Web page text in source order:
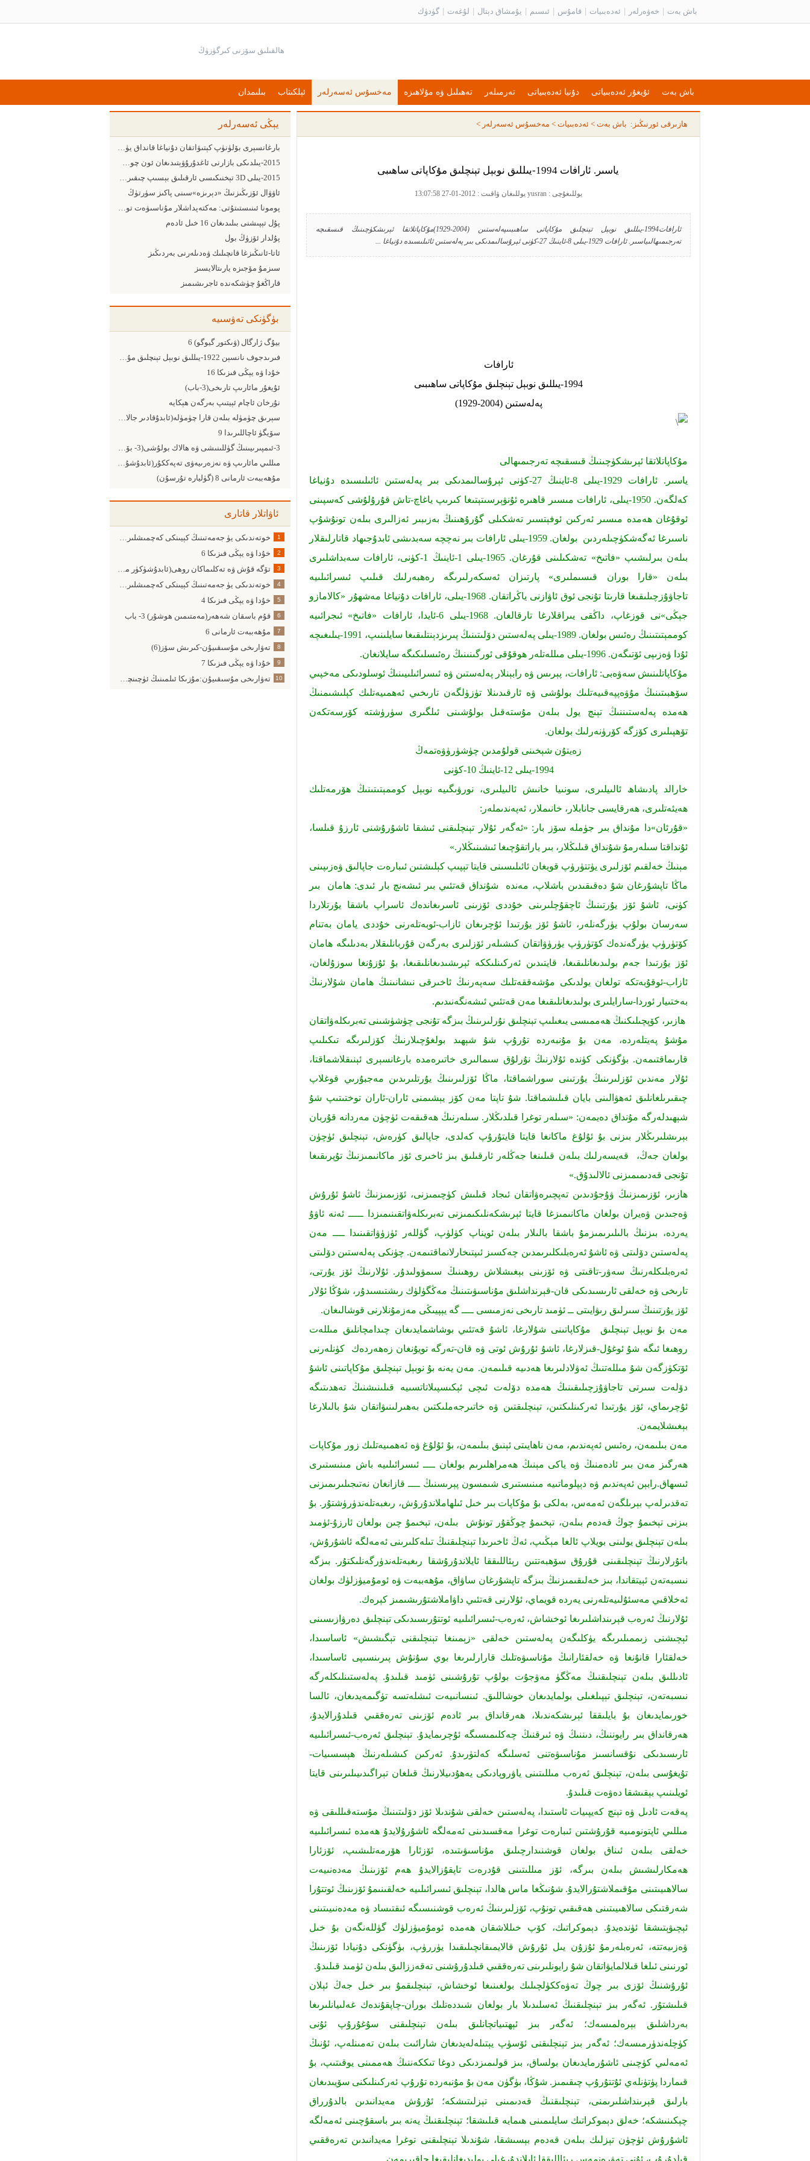
باش بەت خەۋەرلەر ئەدەبىيات قامۇس ئىسىم يۇمشاق دېتال لۇغەت گۈدۈك
باش بەت ئۇيغۇر ئەدەبىياتى دۇنيا ئەدەبىياتى تەرمىلەر تەھىلىل ۋە مۇلاھىزە مەخسۇس ئەسەرلەر ئېلكىتاب بىلىمدان
يېڭى ئەسەرلەر
بارغانسېرى بۆلۈنۈپ كېتىۋاتقان دۇنياغا قانداق يۈزلىنىش كېرەك
2015-يىلدىكى بازارنى ئاغدۇرۇۋېتىدىغان ئون چوڭ ئامىل
2015-يىلى 3D تېخنىكىسى ئارقىلىق بېسىپ چىقىرىش ساھەسىدىكى 5 چوڭ يۈزلىنىش
ئاۋۋال ئۆزىڭىزنىڭ «دېرىزە»سىنى پاكىز سۈرتۈڭ
پومونا ئىنىستىتۇتى: مەكتەپداشلار مۇناسىۋەت تورىدىن پايدىلىنىشقا ئەڭ ماھىر ئىنىست
پۇل تېپىشنى بىلىدىغان 16 خىل ئادەم
پۇلدار ئۆزۈڭ بول
ئاتا-ئانىڭىزغا قانچىلىك ۋەدىلەرنى بەردىڭىز
سىزمۇ مۆجىزە يارىتالايسىز
قاراڭغۇ چۈشكەندە ئاجرىشىمىز
بۈگۈنكى تەۋسىيە
بيۇگ ژارگال (ۋىكتور گيوگو) 6
فىرىدجوف نانسېن 1922-يىللىق نوبېل تېنچلىق مۇكاپاتى ساھىبى
خۇدا ۋە يېڭى فىزىكا 16
ئۇيغۇر مائارىپ تارىخى(3-ﺑﺎﺏ)
نۇرخان ئاچام ئېيتىپ بەرگەن ھېكايە
سېرىق چۈمۈلە بىلەن قارا چۈمۈلە(ئابدۇقادىر جالالىدىن)
سۆيگۈ ئاچاللىرىدا 9
3-ئىمپىرىيىنىڭ گۈللىنىشى ۋە ھالاك بولۇشى(3- بۆلۈم ئۇرۇش يولىغا مېڭىش)
مىللىي مائارىپ ۋە نەزەرىيەۋى تەپەككۇر(ئابدۇشۇكۈر مۇھەممەتئىمىن)
مۇھەببەت ئارمانى 8 (گۈليارە تۇرسۇن)
ئاۋاتلار قاتارى
1 خوتەندىكى يۈ جەمەتىنىڭ كېيىنكى كەچمىشلىرى (11- مۇھەممەت يۈ شۇنچىڭ كېرى
2 خۇدا ۋە يېڭى فىزىكا 6
3 تۆگە قۇش ۋە تەكلىماكان روھى(ئابدۇشۈكۈر مۇھەممەتئىمىن)
4 خوتەندىكى يۈ جەمەتىنىڭ كېيىنكى كەچمىشلىرى (14- يېڭى ھۆكۈمەت)
5 خۇدا ۋە يېڭى فىزىكا 4
6 قۇم باسقان شەھەر(مەمتىمىن ھوشۇر) 3- باب
7 مۇھەببەت ئارمانى 6
8 تەۋارىخى مۇسىقىيۇن-كىرىش سۆز(6)
9 خۇدا ۋە يېڭى فىزىكا 7
10 تەۋارىخى مۇسىقىيۇن:مۇزىكا ئىلمىنىڭ ئۈچىنچى پىرى مەۋلانە شەيخ ئەبۇ نەس
ھازىرقى ئورنىڭىز: باش بەت > ئەدەبىيات > مەخسۇس ئەسەرلەر >
ياسىر. ئارافات 1994-يىللىق نوبېل تېنچلىق مۇكاپاتى ساھىبى
يوللىغۇچى : yusran يوللىغان ۋاقىت : 2012-01-27 13:07:58
ئارافات1994-يىللىق نوبېل تېنچلىق مۇكاپاتى ساھىبىىپەلەستىن (2004-1929)مۇكاپاتلاتقا ئېرىشكۈچىنىڭ قىسقىچە
تەرجىمىھالىياسىر. ئارافات 1929-يىلى 8-ئاينىڭ 27-كۈنى ئېرۇسالىمدىكى بىر پەلەستىن ئائىلىسىدە دۇنياغا ...
ئارافات
1994-يىللىق نوبېل تېنچلىق مۇكاپاتى ساھىبىى
پەلەستىن (2004-1929)
مۇكاپاتلاتقا ئېرىشكۈچىنىڭ قىسقىچە تەرجىمىھالى
ياسىر. ئارافات 1929-يىلى 8-ئاينىڭ 27-كۈنى ئېرۇسالىمدىكى بىر پەلەستىن ئائىلىسىدە دۇنياغا
كەلگەن. 1950-يىلى، ئارافات مىسىر قاھىرە ئۇنۋېرسىتېتىغا كىرىپ ياغاچ-تاش قۇرۇلۇشى كەسپىنى
ئوقۇغان ھەمدە مىسىر ئەركىن ئوفېتسىر تەشكىلى گۇرۇھىنىڭ بەزىبىر ئەزالىرى بىلەن تونۇشۇپ
ناسىرغا ئەگەشكۈچىلەردىن بولغان. 1959-يىلى ئارافات بىر نەچچە سەبدىشى ئابدۇجىھاد قاتارلىقلار
بىلەن بىرلىشىپ «فاتىخ» تەشكىلىنى قۇرغان. 1965-يىلى 1-ئاينىڭ 1-كۈنى، ئارافات سەبداشلىرى
بىلەن «قارا بوران قىسىملىرى» پارتىزان ئەسكەرلىرىگە رەھبەرلىك قىلىپ ئىسرائىلىيە
تاجاۋۇزچىلىقىغا قارىتا تۇنجى ئوق ئاۋازنى ياڭراتقان. 1968-يىلى، ئارافات دۇنياغا مەشھۇر «كالامازو
جېڭى»نى قوزغاپ، داڭقى يىراقلارغا تارقالغان. 1968-يىلى 6-ئايدا، ئارافات «فاتىخ» ئىجرائىيە
كوممېتىتىنىڭ رەئىس بولغان. 1989-يىلى پەلەستىن دۆلىتىنىڭ پىرىزدېنتلىقىغا سايلىنىپ، 1991-يىلىغىچە
ئۇدا ۋەزىپى ئۆتىگەن. 1996-يىلى مىللەتلەر ھوقۇقى ئورگىنىنىڭ رەئىسلىكىگە سايلانغان.
مۇكاپاتلىنىش سەۋەبى: ئارافات، پېرىس ۋە رابېنلار پەلەستىن ۋە ئىسرائىلىيىنىڭ ئوسلودىكى مەخپىي
سۆھبىتىنىڭ مۇۋەپپەقىيەتلىك بولۇشى ۋە ئارقىدىنلا تۈزۈلگەن تارىخىي ئەھمىيەتلىك كېلىشىمنىڭ
ھەمدە پەلەستىننىڭ تېنچ يول بىلەن مۇستەقىل بولۇشىنى ئىلگىرى سۈرۈشتە كۆرسەتكەن
تۆھپىلىرى كۆزگە كۆرۈنەرلىك بولغان.
زەيتۇن شېخىنى قولۇمدىن چۈشۈرۈۋەتمەڭ
1994-يىلى 12-ئاينىڭ 10-كۈنى
خارالد پادىشاھ ئالىيلىرى، سونىيا خانىش ئالىيلىرى، نورۋىگىيە نوبېل كوممېتىتىنىڭ ھۆرمەتلىك
ھەيئەتلىرى، ھەرقايسى جانابلار، خانىملار، ئەپەندىملەر:
«قۇرئان»دا مۇنداق بىر جۈملە سۆز بار: «ئەگەر ئۇلار تېنچلىقنى ئىشقا ئاشۇرۇشنى ئارزۇ قىلسا،
ئۇنداقتا سىلەرمۇ شۇنداق قىلىڭلار، بىر ياراتقۇچىغا ئىشىنىڭلار.»
مېنىڭ خەلقىم ئۆزلىرى يۈتتۈرۈپ قويغان ئائىلىسىنى قايتا تېپىپ كېلىشتىن ئىبارەت جاپالىق ۋەزىپىنى
ماڭا تاپشۇرغان شۇ دەقىقىدىن باشلاپ، مەندە شۇنداق قەتئىي بىر ئىشەنچ بار ئىدى: ھامان بىر
كۈنى، ئاشۇ ئۆز يۇرتىنىڭ ئاچقۇچلىرىنى خۇددى ئۆزىنى ئاسرىغاندەك ئاسراپ باشقا يۇرتلاردا
سەرسان بولۇپ يۈرگەنلەر، ئاشۇ ئۆز يۇرتىدا ئۇچرىغان ئازاب-ئوبەتلەرنى خۇددى يامان بەتنام
كۆتۈرۈپ يۈرگەندەك كۆتۈرۈپ يۈرۈۋاتقان كىشىلەر ئۆزلىرى بەرگەن قۇربانلىقلار بەدىلىگە ھامان
ئۆز يۇرتىدا جەم بولىدىغانلىقىغا، قايتىدىن ئەركىنلىككە ئېرىشىدىغانلىقىغا، بۇ ئۇزۇنغا سوزۇلغان،
ئازاب-ئوقۇبەتكە تولغان يولدىكى مۇشەققەتلىك سەپەرنىڭ ئاخىرقى نىشانىنىڭ ھامان شۇلارنىڭ
بەختىيار ئوردا-سارايلىرى بولىدىغانلىقىغا مەن قەتئىي ئىشەنگەنىدىم.
ھازىر، كۆپچىلىكنىڭ ھەممىسى يىغىلىپ تېنچلىق نۇرلىرىنىڭ بىزگە تۇنجى چۈشۈشىنى تەبرىكلەۋاتقان
مۇشۇ پەيتلەردە، مەن بۇ مۇنبەردە تۇرۇپ شۇ شېھىد بولغۇچىلارنىڭ كۆزلىرىگە تىكىلىپ
قارىماقتىمەن. بۈگۈنكى كۈندە ئۇلارنىڭ نۇرلۇق سىمالىرى خاتىرەمدە بارغانسېرى ئېنىقلاشماقتا،
ئۇلار مەندىن ئۆزلىرىنىڭ يۇرتىنى سوراشماقتا، ماڭا ئۆزلىرىنىڭ يۇرتلىرىدىن مەجبۇرىي قوغلاپ
چىقىرىلغانلىق ئەھۋالىنى بايان قىلىشماقتا. شۇ تاپتا مەن كۆز يېشىمنى ئاران-ئاران توختىتىپ شۇ
شېھىدلەرگە مۇنداق دەيمەن: «سىلەر توغرا قىلدىڭلار. سىلەرنىڭ ھەقىقەت ئۈچۈن مەردانە قۇربان
بېرىشلىرىڭلار بىزنى بۇ ئۇلۇغ ماكانغا قايتا قايتۇرۇپ كەلدى، جاپالىق كۈرەش، تېنچلىق ئۈچۈن
بولغان جەڭ، قەيسەرلىك بىلەن قىلىنغا جەڭلەر ئارقىلىق بىز ئاخىرى ئۆز ماكانىمىزنىڭ تۇپرىقىغا
تۇنجى قەدىمىمىزنى ئالالىدۇق.»
ھازىر، ئۆزىمىزنىڭ ۋۇجۇدىدىن تەپچىرەۋاتقان ئىجاد قىلىش كۈچىمىزنى، ئۆزىمىزنىڭ ئاشۇ ئۇرۇش
ۋەجىدىن ۋەيران بولغان ماكانىمىزغا قايتا ئېرىشكەنلىكىمىزنى تەبرىكلەۋاتقىنىمىزدا ـــــ ئەنە ئاۋۇ
يەردە، بىزنىڭ بالىلىرىمىزمۇ باشقا بالىلار بىلەن ئويناپ كۈلۈپ، گۈللەر ئۈزۈۋاتقىنىدا ــــ مەن
پەلەستىن دۆلىتى ۋە ئاشۇ ئەرەبلىكلىرىمدىن چەكسىز ئىپتىخارلانماقتىمەن. چۈنكى پەلەستىن دۆلىتى
ئەرەبلىكلەرنىڭ سەۋر-تاقىتى ۋە ئۆزىنى بېغىشلاش روھىنىڭ سىمۋولىدۇر. ئۇلارنىڭ ئۆز يۇرتى،
تارىخى ۋە خەلقى ئارىسىدىكى قان-قېرنداشلىق مۇناسىۋىتىنىڭ مەڭگۈلۈك رىشتىسىدۇر، شۇڭا ئۇلار
ئۆز يۇرتىنىڭ سىرلىق رىۋايىتى ــ ئۈمىد تارىخى نەزمىسى ــــ گە يېپيىڭى مەزمۇنلارنى قوشالىغان.
مەن بۇ نوبېل تېنچلىق مۇكاپاتىنى شۇلارغا، ئاشۇ قەتئىي بوشاشمايدىغان چىدامچانلىق مىللەت
روھىغا ئىگە شۇ ئوغۇل-قىزلارغا، ئاشۇ ئۇرۇش ئوتى ۋە قان-تەرگە تويۇنغان زەھەردەك كۈنلەرنى
ئۆتكۈزگەن شۇ مىللەتنىڭ ئەۋلادلىرىغا ھەدىيە قىلىمەن. مەن يەنە بۇ نوبېل تېنچلىق مۇكاپاتىنى ئاشۇ
دۆلەت سىرتى تاجاۋۇزچىلىقىنىڭ ھەمدە دۆلەت ئىچى ئېكىسپىلاتاتسىيە قىلىنىشنىڭ تەھدىتىگە
ئۇچرىماي، ئۆز يۇرتىدا ئەركىنلىكتىن، تېنچلىقتىن ۋە خاتىرجەملىكتىن بەھىرلىنىۋاتقان شۇ بالىلارغا
بېغىشلايمەن.
مەن بىلىمەن، رەئىس ئەپەندىم، مەن ناھايىتى ئېنىق بىلىمەن، بۇ ئۇلۇغ ۋە ئەھمىيەتلىك زور مۇكاپات
ھەرگىز مەن بىر ئادەمنىڭ ۋە ياكى مېنىڭ ھەمراھلىرىم بولغان ــــ ئىسرائىلىيە باش مىنىستىرى
ئىسھاق.رابېن ئەپەندىم ۋە دېپلوماتىيە مىنىستىرى شىمسون پېرىسنىڭ ــــ قازانغان نەتىجىلىرىمىزنى
تەقدىرلەپ بېرىلگەن ئەمەس، بەلكى بۇ مۇكاپات بىر خىل ئىلھاملاندۇرۇش، رىغبەتلەندۈرۈشتۇر. بۇ
بىزنى تېخىمۇ چوڭ قەدەم بىلەن، تېخىمۇ چوڭقۇر تونۇش بىلەن، تېخىمۇ چىن بولغان ئارزۇ-ئۈمىد
بىلەن تېنچلىق يولىنى بويلاپ ئالغا مېڭىپ، ئەڭ ئاخىرىدا تېنچلىقنىڭ تىلەكلىرىنى ئەمەلگە ئاشۇرۇش،
باتۇرلارنىڭ تېنچلىقىنى قۇرۇق سۆھبەتتىن رېئاللىققا ئايلاندۇرۇشقا رىغبەتلەندۈرگەنلىكتۇر. بىزگە
نىسبەتەن ئېيتقاندا، بىز خەلىقىمىزنىڭ بىزگە تاپشۇرغان ساۋاق، مۇھەببەت ۋە ئومۇميۈزلۈك بولغان
ئەخلاقىي مەسئۇلىيەتلەرنى يەردە قويماي، ئۇلارنى قەتئىي داۋاملاشتۇرىشىمىز كېرەك.
ئۇلارنىڭ ئەرەب قېرىنداشلىرىغا ئوخشاش، ئەرەب-ئىسرائىلىيە ئوتتۇرىسىدىكى تېنچلىق دەرۋازىسىنى
ئېچىشنى زىممىلىرىگە يۈكلىگەن پەلەستىن خەلقى «زېمىنغا تېنچلىقنى تېگىشىش» ئاساسىدا،
خەلقئارا قانۇنغا ۋە خەلقئارانىڭ مۇناسىۋەتلىك قارارلىرىغا بوي سۇنۇش پىرىنسىپى ئاساسىدا،
ئادىللىق بىلەن تېنچلىقنىڭ مەڭگۈ مەۋجۇت بولۇپ تۇرۇشىنى ئۈمىد قىلىدۇ. پەلەستىنلىكلەرگە
نىسبەتەن، تېنچلىق تېپىلغىلى بولمايدىغان خوشاللىق. ئىنسانىيەت ئىشلەتسە تۈگىمەيدىغان، ئالسا
خورىمايدىغان بۇ بايلىققا ئېرىشكەندىلا، ھەرقانداق بىر ئادەم ئۆزىنى تەرەققىي قىلدۇرالايدۇ،
ھەرقانداق بىر رايوننىڭ، دىننىڭ ۋە ئىرقنىڭ چەكلىمىسىگە ئۇچرىمايدۇ. تېنچلىق ئەرەب-ئىسرائىلىيە
ئارىسىدىكى نۇقسانسىز مۇناسىۋەتنى ئەسلىگە كەلتۈرىدۇ. ئەركىن كىشىلەرنىڭ ھېسسىيات-
تۇيغۇسى بىلەن، تېنچلىق ئەرەب مىللىتىنى ياۋروپادىكى يەھۇدىيلارنىڭ قىلغان تېراگىدىيىلىرىنى قايتا
ئويلىنىپ بېقىشقا دەۋەت قىلىدۇ.
پەقەت ئادىل ۋە تېنچ كەيپىيات ئاستىدا، پەلەستىن خەلقى شۇندىلا ئۆز دۆلىتىنىڭ مۇستەقىللىقى ۋە
مىللىي ئاپتونومىيە قۇرۇشتىن ئىبارەت توغرا مەقسىدىنى ئەمەلگە ئاشۇرۇلايدۇ ھەمدە ئىسرائىلىيە
خەلقى بىلەن ئىناق بولغان قوشنىدارچىلىق مۇناسىۋىتىدە، ئۆزئارا ھۆرمەتلىشىپ، ئۆزئارا
ھەمكارلىشىش بىلەن بىرگە، ئۆز مىللىتىنى قۇدرەت تاپقۇزالايدۇ ھەم ئۆزىنىڭ مەدەنىيەت
سالاھىيىتىنى مۇقىملاشتۇرالايدۇ. شۇنىڭغا ماس ھالدا، تېنچلىق ئىسرائىلىيە خەلقىنىمۇ ئۆزىنىڭ ئوتتۇرا
شەرقتىكى سالاھىيىتىنى ھەقىقىي تونۇپ، ئۆزلىرىنىڭ ئەرەب قوشنىسىگە ئىقتىساد ۋە مەدەنىيىتىنى
ئېچىۋېتىشقا ئۈندەيدۇ. دېموكراتىك، كۆپ خىللاشقان ھەمدە ئومۇميۈزلۈك گۈللەنگەن بۇ خىل
ۋەزىيەتتە، ئەرەبلەرمۇ ئۇزۇن يىل ئۇرۇش قالايمىقانچىلىقىدا يۈررۈپ، بۈگۈنكى دۇنيادا ئۆزىنىڭ
ئورنىنى ئىلغا قىلالمايۋاتقان شۇ رايونلىرىنى تەرەققىي قىلدۇرۇشنى تەقەززالىق بىلەن ئۈمىد قىلىدۇ.
ئۇرۇشنىڭ ئۆزى بىر چوڭ تەۋەككۈلچىلىك بولغىنىغا ئوخشاش، تېنچلىقمۇ بىر خىل جەڭ ئېلان
قىلىشتۇر. ئەگەر بىز تېنچلىقنىڭ ئەسلىدىلا بار بولغان شىددەتلىك بوران-چاپقۇندەك غەلىيانلىرىغا
بەرداشلىق بېرەلمىسەك؛ ئەگەر بىز ئېھتىياتچانلىق بىلەن تېنچلىقنى سۇغۇرۇپ ئۇنى
كۈچلەندۈرمىسەك؛ ئەگەر بىز تېنچلىقنى ئۆسۈپ يېتىلەلەيدىغان شارائىت بىلەن تەمىنلەپ، ئۇنىڭ
ئەمەلىي كۈچىنى ئاشۇرمايدىغان بولساق، بىز قولىمىزدىكى دوغا تىككەننىڭ ھەممىنى يوقىتىپ، بۇ
قىماردا پۈتۈنلەي ئۇتتۇرۇپ چىقىمىز. شۇڭا، بۈگۈن مەن بۇ مۇنبەردە تۇرۇپ ئەركىنلىكنى سۆيىدىغان
بارلىق قېرىنداشلىرىمنى، تېنچلىقنىڭ قەدىمىنى تېزلىتىشكە؛ ئۇرۇش مەيدانىدىن بالدۇرراق
چېكىنىشكە؛ خەلق دېموكراتىك سايلىمىنى ھىمايە قىلىشقا؛ تېنچلىقنىڭ يەنە بىر باسقۇچىنى ئەمەلگە
ئاشۇرۇش ئۈچۈن تېزلىك بىلەن قەدەم بېسىشقا، شۇندىلا تېنچلىقنى توغرا مەيدانىدىن تەرەققىي
قىلدۇرۇپ، ئۇنى تەۋرەنمەس رېئاللىققا ئايلاندۇرغىلى بولىدىغانلىقىغا چاقىرىمەن.